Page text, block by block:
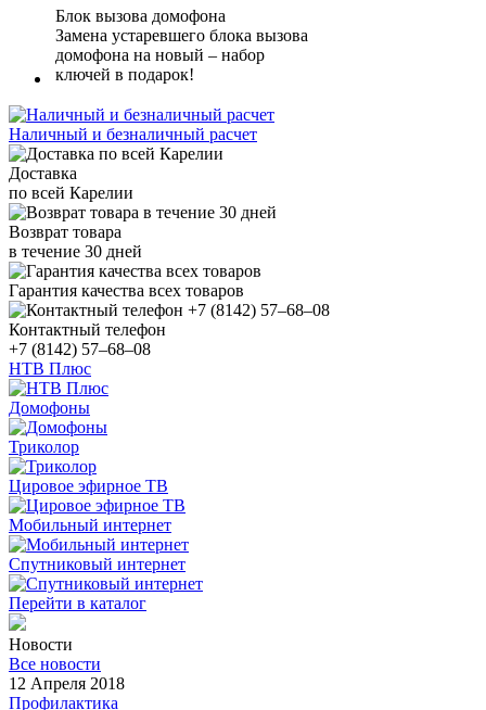
Блок вызова домофона
Замена устаревшего блока вызова
домофона на новый – набор
ключей в подарок!
Наличный и безналичный расчет
Доставка
по всей Карелии
Возврат товара
в течение 30 дней
Гарантия качества всех товаров
Контактный телефон
+7 (8142) 57–68–08
НТВ Плюс
Домофоны
Триколор
Цировое эфирное ТВ
Мобильный интернет
Спутниковый интернет
Перейти в каталог
Новости
Все новости
12 Апреля 2018
Профилактика